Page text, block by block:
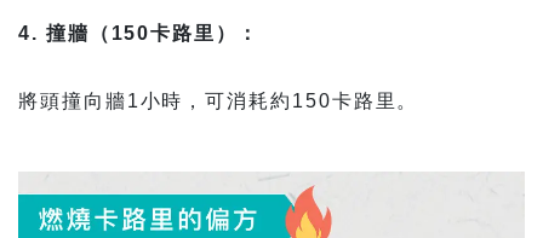
4. 撞牆（150卡路里）：
將頭撞向牆1小時，可消耗約150卡路里。